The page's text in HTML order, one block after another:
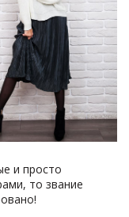
и просто
то звание